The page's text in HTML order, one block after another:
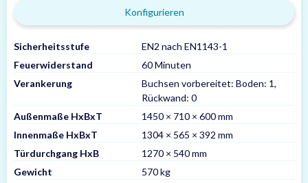
Konfigurieren
Sicherheitsstufe
EN2 nach EN1143-1
Feuerwiderstand
60 Minuten
Verankerung
Buchsen vorbereitet: Boden: 1,
Rückwand: 0
Außenmaße HxBxT
1450 × 710 × 600 mm
Innenmaße HxBxT
1304 × 565 × 392 mm
Türdurchgang HxB
1270 × 540 mm
Gewicht
570 kg